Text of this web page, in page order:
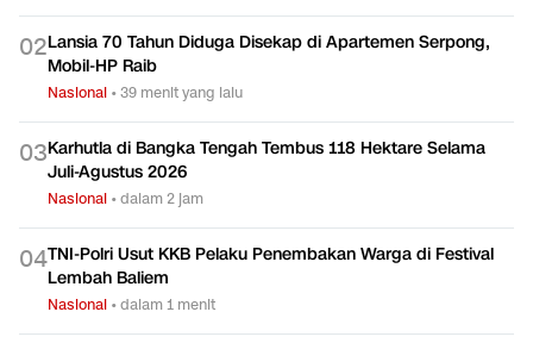
02Lansia 70 Tahun Diduga Disekap di Apartemen Serpong,
Mobil-HP Raib
Nasional •39 menit yang lalu
03Karhutla di Bangka Tengah Tembus 118 Hektare Selama
Juli-Agustus 2026
Nasional •dalam 2 jam
04TNI-Polri Usut KKB Pelaku Penembakan Warga di Festival
Lembah Baliem
Nasional •dalam 1 menit